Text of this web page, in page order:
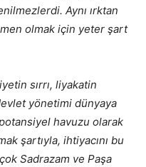
Aynı ırktan
olmak için yeter şart
sırrı, liyakatin
yönetimi dünyaya
havuzu olarak
şartıyla, ihtiyacını bu
Sadrazam ve Paşa